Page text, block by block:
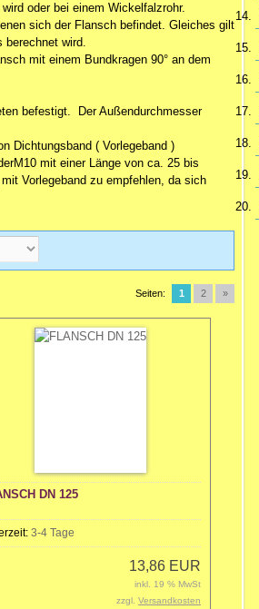
oder bei einem Wickelfalzrohr.
sich der Flansch befindet. Gleiches gilt
berechnet wird.
mit einem Bundkragen 90° an dem
befestigt. Der Außendurchmesser
Dichtungsband ( Vorlegeband )
mit einer Länge von ca. 25 bis
Vorlegeband zu empfehlen, da sich
Seiten: 1 2 »
DN 125
3-4 Tage
13,86 EUR
inkl. 19 % MwSt
zzgl.Versandkosten